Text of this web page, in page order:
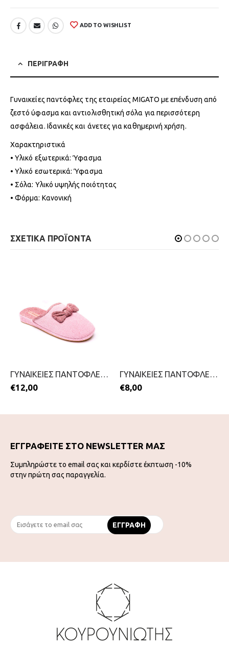
ADD TO WISHLIST
ΠΕΡΙΓΡΑΦΗ
Γυναικείες παντόφλες της εταιρείας MIGATO με επένδυση από
ζεστό ύφασμα και αντιολισθητική σόλα για περισσότερη
ασφάλεια. Ιδανικές και άνετες για καθημερινή χρήση.
Χαρακτηριστικά
• Υλικό εξωτερικά: Ύφασμα
• Υλικό εσωτερικά: Ύφασμα
• Σόλα: Υλικό υψηλής ποιότητας
• Φόρμα: Κανονική
ΣΧΕΤΙΚΑ ΠΡΟΪΟΝΤΑ
ΓΥΝΑΙΚΕΙΕΣ ΠΑΝΤΟΦΛΕΣ-FAME-2111-0337-ΡΟΖ
€12,00
ΓΥΝΑΙΚΕΙΕΣ ΠΑΝΤΟΦΛΕΣ-B-SOFT-2111-0158-ΜΠΛΕ
€8,00
ΕΓΓΡΑΦΕΙΤΕ ΣΤΟ NEWSLETTER ΜΑΣ
Συμπληρώστε το email σας και κερδίστε έκπτωση -10%
στην πρώτη σας παραγγελία.